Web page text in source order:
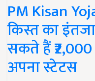
PM Kisan
किस्त का
सकते हैं
अपना स्टेटस